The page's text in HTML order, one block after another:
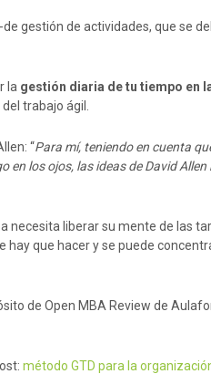
gestión de actividades, que se
la gestión diaria de tu tiempo en
trabajo ágil.
“Para mí, teniendo en cuenta
los ojos, las ideas de David
necesita liberar su mente de las
que hacer y se puede
de Open MBA Review de
método GTD para la